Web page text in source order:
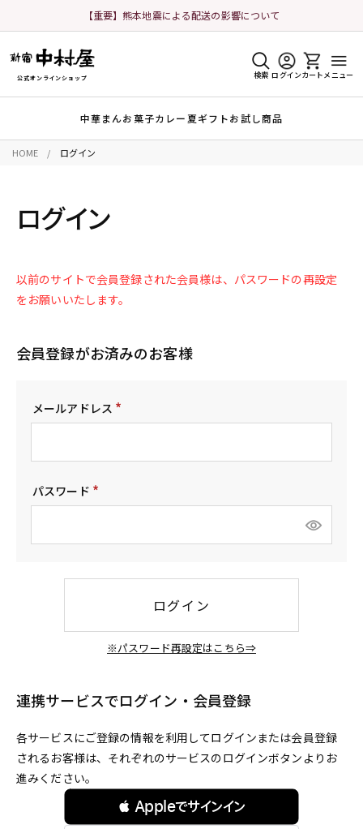
【重要】熊本地震による配送の影響について
公式オンラインショップ 検索 ログインカート メニュー
中華まんお菓子カレー夏ギフトお試し商品
HOME ログイン
ログイン
以前のサイトで会員登録された会員様は、パスワードの再設定
をお願いいたします。
会員登録がお済みのお客様
メールアドレス
(
須
パスワード
(
須
ログイン
※パスワード再設定はこちら⇒
連携サービスでログイン・会員登録
各サービスにご登録の情報を利用してログインまたは会員登録
されるお客様は、それぞれのサービスのログインボタンよりお
進みください。
 Appleでサインイン